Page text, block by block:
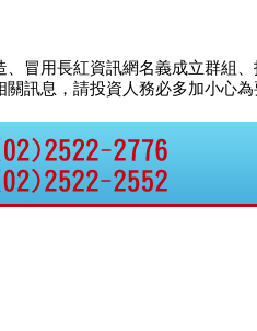
、冒用長紅資訊網名義成立群組
訊息，請投資人務必多加小心